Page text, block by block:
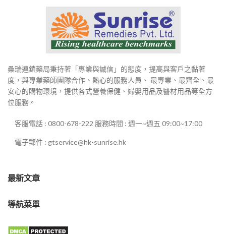
桑瑞連鎖藥局秉持著「專業與誠信」的態度，提高與客戶之黏著
度，與專業藥師團隊合作、熱心的服務人員、 最專業、最齊全、最
安心的購物環境，提供各式營養保健、婦嬰用品及醫材用品等全方
位服務。
客服電話 : 0800-678-222 服務時間 : 週一~週五 09:00~17:00
電子郵件 : gtservice@hk-sunrise.hk
最新文章
導航菜單